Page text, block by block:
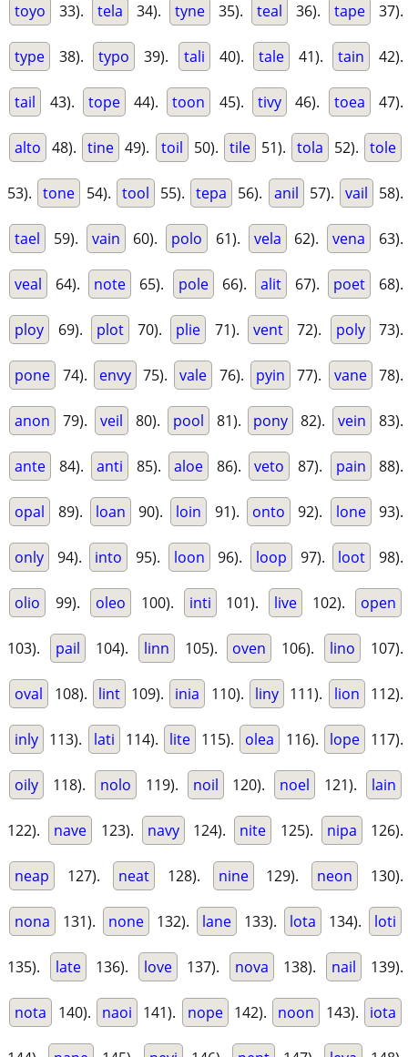
toyo 33). tela 34). tyne 35). teal 36). tape 37).
type 38). typo 39). tali 40). tale 41). tain 42).
tail 43). tope 44). toon 45). tivy 46). toea 47).
alto 48). tine 49). toil 50). tile 51). tola 52). tole
53). tone 54). tool 55). tepa 56). anil 57). vail 58).
tael 59). vain 60). polo 61). vela 62). vena 63).
veal 64). note 65). pole 66). alit 67). poet 68).
ploy 69). plot 70). plie 71). vent 72). poly 73).
pone 74). envy 75). vale 76). pyin 77). vane 78).
anon 79). veil 80). pool 81). pony 82). vein 83).
ante 84). anti 85). aloe 86). veto 87). pain 88).
opal 89). loan 90). loin 91). onto 92). lone 93).
only 94). into 95). loon 96). loop 97). loot 98).
olio 99). oleo 100). inti 101). live 102). open
103). pail 104). linn 105). oven 106). lino 107).
oval 108). lint 109). inia 110). liny 111). lion 112).
inly 113). lati 114). lite 115). olea 116). lope 117).
oily 118). nolo 119). noil 120). noel 121). lain
122). nave 123). navy 124). nite 125). nipa 126).
neap 127). neat 128). nine 129). neon 130).
nona 131). none 132). lane 133). lota 134). loti
135). late 136). love 137). nova 138). nail 139).
nota 140). naoi 141). nope 142). noon 143). iota